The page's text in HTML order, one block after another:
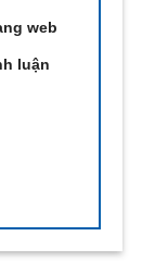
web
luận